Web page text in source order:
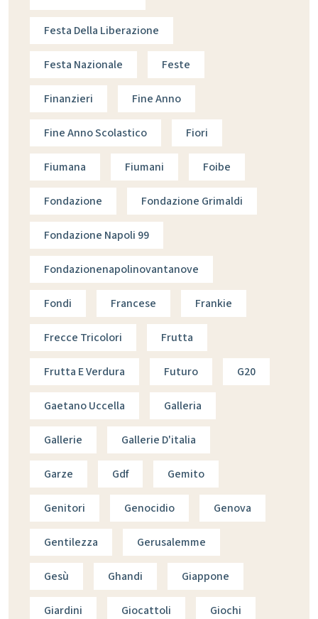
Festa Della Liberazione
Festa Nazionale Feste
Finanzieri Fine Anno
Fine Anno Scolastico Fiori
Fiumana Fiumani Foibe
Fondazione Fondazione Grimaldi
Fondazione Napoli 99
Fondazionenapolinovantanove
Fondi Francese Frankie
Frecce Tricolori Frutta
Frutta E Verdura Futuro G20
Gaetano Uccella Galleria
Gallerie Gallerie D'italia
Garze Gdf Gemito
Genitori Genocidio Genova
Gentilezza Gerusalemme
Gesù Ghandi Giappone
Giardini Giocattoli Giochi